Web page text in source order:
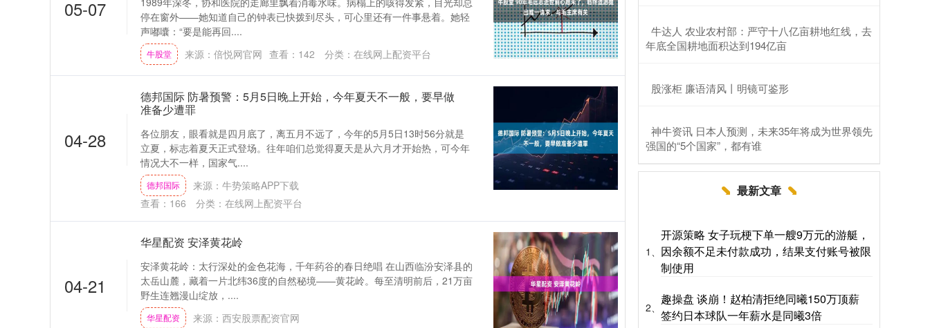
05-07
停在窗外——她知道自己的钟表已快拨到尽头，可心里还有一件事悬着。她轻
声嘟囔：“要是能再回....
牛股堂 来源：倍悦网官网 查看： 142 分类： 在线网上配资平台
04-28
德邦国际 防暑预警：5月5日晚上开始，今年夏天不一般，要早做
准备少遭罪
各位朋友，眼看就是四月底了，离五月不远了，今年的5月5日13时56分就是
立夏，标志着夏天正式登场。往年咱们总觉得夏天是从六月才开始热，可今年
情况大不一样，国家气....
德邦国际
来源：牛势策略APP下载
查看： 166 分类： 在线网上配资平台
04-21
华星配资 安泽黄花岭
安泽黄花岭：太行深处的金色花海，千年药谷的春日绝唱 在山西临汾安泽县的
太岳山麓，藏着一片北纬36度的自然秘境——黄花岭。每至清明前后，21万亩
野生连翘漫山绽放，....
华星配资
来源：西安股票配资官网
​牛达人 农业农村部：严守十八亿亩耕地红线，去
年底全国耕地面积达到194亿亩
​股涨柜 廉语清风丨明镜可鉴形
​神牛资讯 日本人预测，未来35年将成为世界领先
强国的“5个国家”，都有谁
最新文章
1、
开源策略 女子玩梗下单一艘9万元的游艇，
因余额不足未付款成功，结果支付账号被限
制使用
2、
趣操盘 谈崩！赵柏清拒绝同曦150万顶薪
签约日本球队一年薪水是同曦3倍